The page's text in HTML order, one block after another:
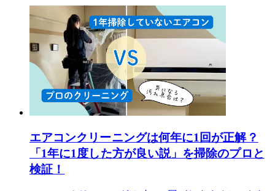
エアコンクリーニングは何年に1回が正解？
「1年に1度した方が良い説」を掃除のプロと
検証！